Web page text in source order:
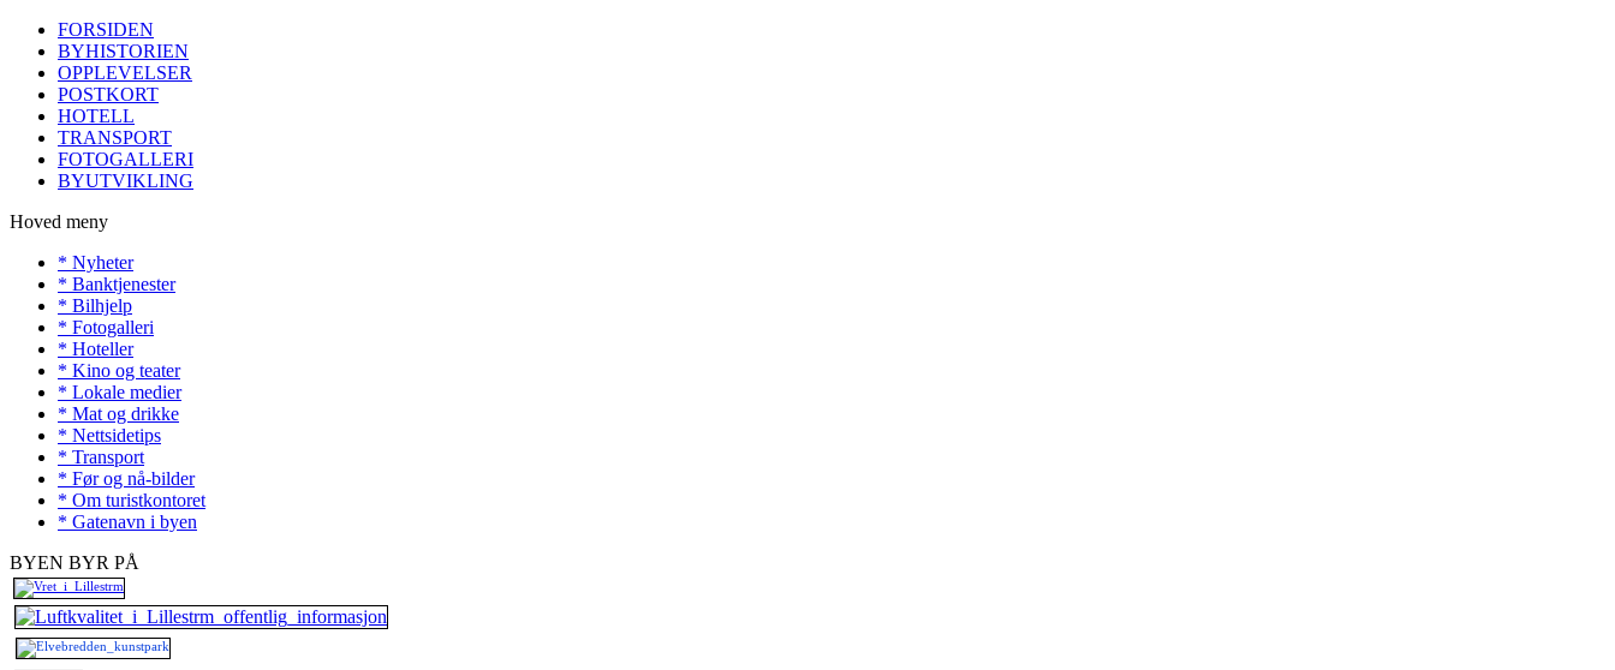
FORSIDEN
BYHISTORIEN
OPPLEVELSER
POSTKORT
HOTELL
TRANSPORT
FOTOGALLERI
BYUTVIKLING
Hoved meny
* Nyheter
* Banktjenester
* Bilhjelp
* Fotogalleri
* Hoteller
* Kino og teater
* Lokale medier
* Mat og drikke
* Nettsidetips
* Transport
* Før og nå-bilder
* Om turistkontoret
* Gatenavn i byen
BYEN BYR PÅ